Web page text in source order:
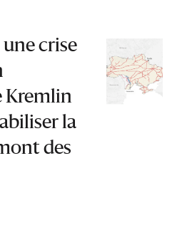
crise
Kremlin
la
des